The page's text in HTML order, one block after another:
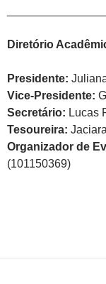
Diretório
Presidente:
Vice-Presidente:
Secretário: Lucas
Tesoureira:
Organizador de
(101150369)